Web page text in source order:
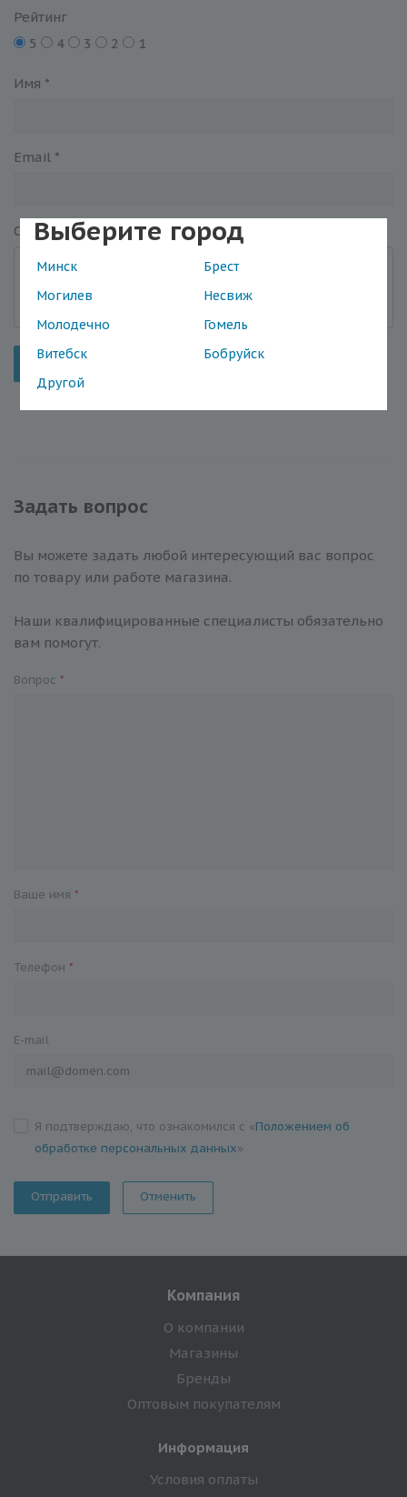
Выберите город
Минск
Брест
Могилев
Несвиж
Молодечно
Гомель
Витебск
Бобруйск
Другой
Рейтинг
5
4 3 2 1
Имя *
Email *
Отзыв*
Отправить
Задать вопрос
Вы можете задать любой интересующий вас вопрос
по товару или работе магазина.
Наши квалифицированные специалисты обязательно
вам помогут.
Вопрос *
Ваше имя *
Телефон *
E-mail
Я подтверждаю, что ознакомился с «Положением об
обработке персональных данных»
Отменить
Компания
О компании
Магазины
Бренды
Оптовым покупателям
Информация
Условия оплаты